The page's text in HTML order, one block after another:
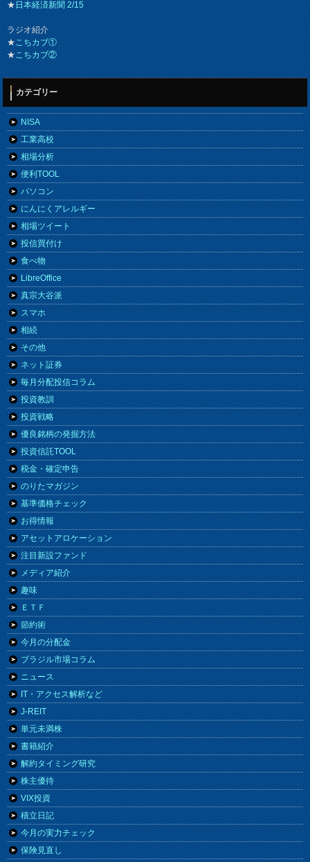
★日本経済新聞 2/15
ラジオ紹介
★こちカブ①
★こちカブ②
カテゴリー
NISA
工業高校
相場分析
便利TOOL
パソコン
にんにくアレルギー
相場ツイート
投信買付け
食べ物
LibreOffice
真宗大谷派
スマホ
相続
その他
ネット証券
毎月分配投信コラム
投資教訓
投資戦略
優良銘柄の発掘方法
投資信託TOOL
税金・確定申告
のりたマガジン
基準価格チェック
お得情報
アセットアロケーション
注目新設ファンド
メディア紹介
趣味
ＥＴＦ
節約術
今月の分配金
ブラジル市場コラム
ニュース
IT・アクセス解析など
J-REIT
単元未満株
書籍紹介
解約タイミング研究
株主優待
VIX投資
積立日記
今月の実力チェック
保険見直し